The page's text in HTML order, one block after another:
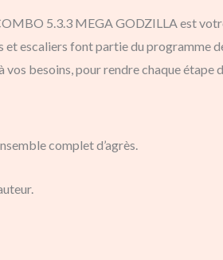
5.3.3 MEGA GODZILLA est
et escaliers font partie du programme
besoins, pour rendre chaque étape
complet d’agrès.